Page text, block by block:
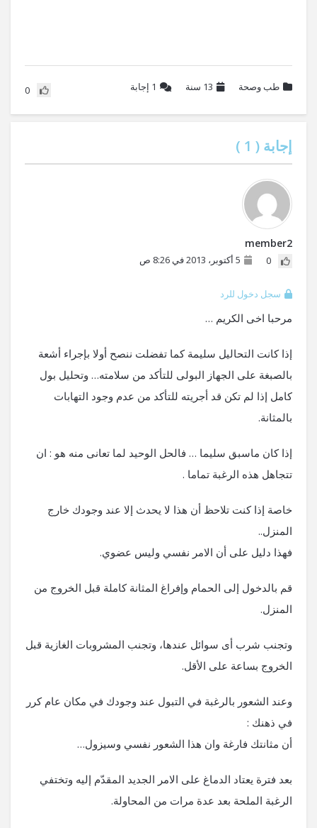
طب وصحة 13 سنة 1 إجابة 0
إجابة ( 1
)
member2
0 5 أكتوبر، 2013 في 8:26 ص
سجل دخول للرد
مرحبا اخى الكريم …
إذا كانت التحاليل سليمة كما تفضلت ننصح أولا بإجراء أشعة
بالصبغة على الجهاز البولى للتأكد من سلامته… وتحليل بول
كامل إذا لم تكن قد أجريته للتأكد من عدم وجود التهابات
بالمثانة.
إذا كان ماسبق سليما … فالحل الوحيد لما تعانى منه هو : ان
تتجاهل هذه الرغبة تماما .
خاصة إذا كنت تلاحظ أن هذا لا يحدث إلا عند وجودك خارج
المنزل..
فهذا دليل على أن الامر نفسي وليس عضوي.
قم بالدخول إلى الحمام وإفراغ المثانة كاملة قبل الخروج من
المنزل.
وتجنب شرب أى سوائل عندها، وتجنب المشروبات الغازية قبل
الخروج بساعة على الأقل.
وعند الشعور بالرغبة في التبول عند وجودك في مكان عام كرر
في ذهنك :
أن مثانتك فارغة وان هذا الشعور نفسي وسيزول…
بعد فترة يعتاد الدماغ على الامر الجديد المقدّم إليه وتختفي
الرغبة الملحة بعد عدة مرات من المحاولة.